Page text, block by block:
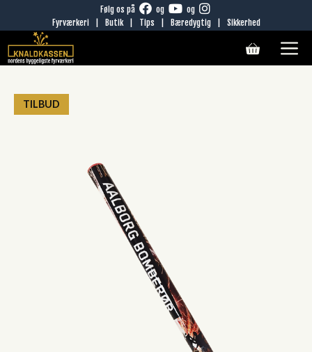
til
indhold
Følg os på og
og
Fyrværkeri
Butik Tips Bæredygtig Sikkerhed
TILBUD